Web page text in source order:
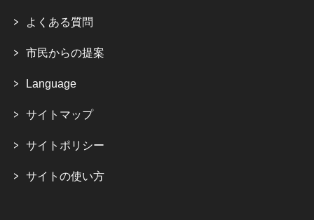
よくある質問
市民からの提案
Language
サイトマップ
サイトポリシー
サイトの使い方